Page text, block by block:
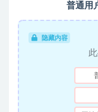
普通用
隐藏内容